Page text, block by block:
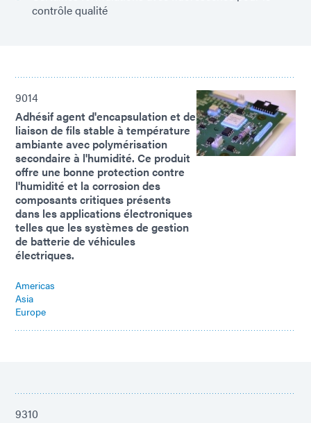
contrôle qualité
9014
Adhésif agent d'encapsulation et de
liaison de fils stable à température
ambiante avec polymérisation
secondaire à l'humidité. Ce produit
offre une bonne protection contre
l'humidité et la corrosion des
composants critiques présents
dans les applications électroniques
telles que les systèmes de gestion
de batterie de véhicules
électriques.
Americas
Asia
Europe
9310